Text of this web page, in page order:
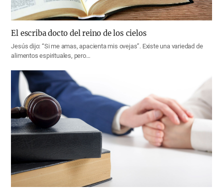
El escriba docto del reino de los cielos
Jesús dijo: “Si me amas, apacienta mis ovejas”. Existe una variedad de
alimentos espirituales, pero…